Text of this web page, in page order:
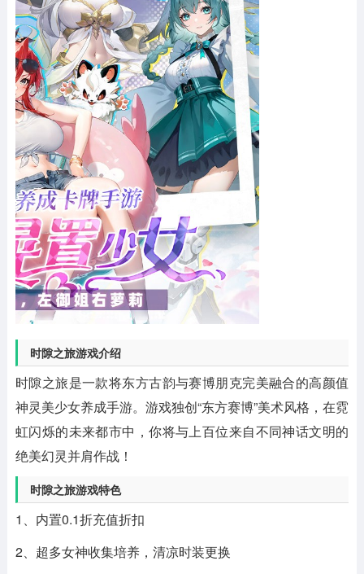
时隙之旅游戏介绍
时隙之旅是一款将东方古韵与赛博朋克完美融合的高颜值
神灵美少女养成手游。游戏独创“东方赛博”美术风格，在霓
虹闪烁的未来都市中，你将与上百位来自不同神话文明的
绝美幻灵并肩作战！
时隙之旅游戏特色
1、内置0.1折充值折扣
2、超多女神收集培养，清凉时装更换